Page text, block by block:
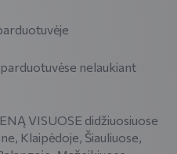
nelaukiant
VISUOSE didžiuosiuose
Klaipėdoje, Šiauliuose,